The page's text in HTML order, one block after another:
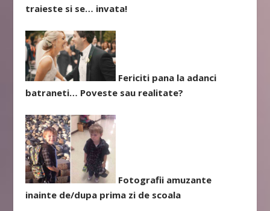
traieste si se… invata!
Fericiti pana la adanci
batraneti… Poveste sau realitate?
Fotografii amuzante
inainte de/dupa prima zi de scoala